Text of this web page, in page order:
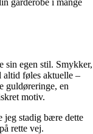
garderobe i mange
sin egen stil. Smykker,
føles aktuelle –
guldøreringe, en
motiv.
jeg stadig bære dette
rette vej.